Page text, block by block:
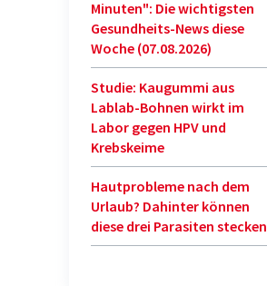
Minuten": Die wichtigsten
Gesundheits-News diese
Woche (07.08.2026)
Studie: Kaugummi aus
Lablab-Bohnen wirkt im
Labor gegen HPV und
Krebskeime
Hautprobleme nach dem
Urlaub? Dahinter können
diese drei Parasiten stecken